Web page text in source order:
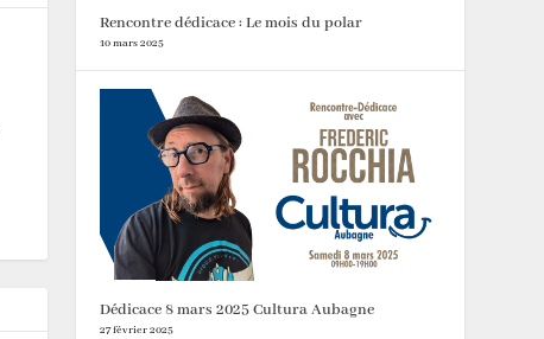
Rencontre dédicace : Le mois du polar
10 mars 2025
Dédicace 8 mars 2025 Cultura Aubagne
27 février 2025